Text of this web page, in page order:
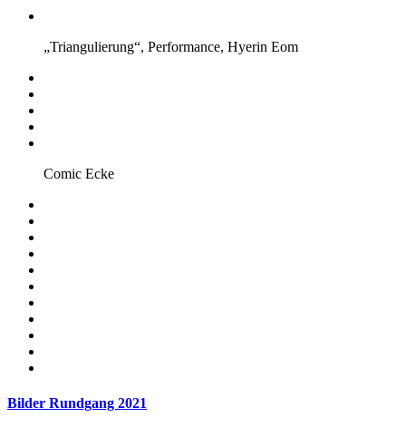
„Triangulierung“, Performance, Hyerin Eom
Comic Ecke
Bilder Rundgang 2021